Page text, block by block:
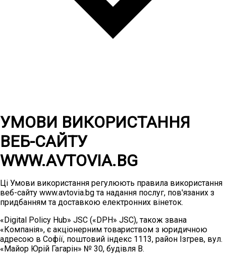
УМОВИ ВИКОРИСТАННЯ
ВЕБ-САЙТУ
WWW.AVTOVIA.BG
Ці Умови використання регулюють правила використання
веб-сайту www.avtovia.bg та надання послуг, пов'язаних з
придбанням та доставкою електронних вінеток.
«Digital Policy Hub» JSC («DPH» JSC), також звана
«Компанія», є акціонерним товариством з юридичною
адресою в Софії, поштовий індекс 1113, район Ізгрев, вул.
«Майор Юрій Гагарін» № 30, будівля B.